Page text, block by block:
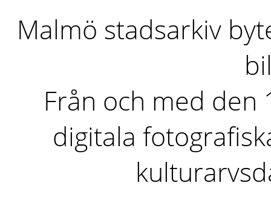
Malmö stadsarkiv
Från och med den
digitala